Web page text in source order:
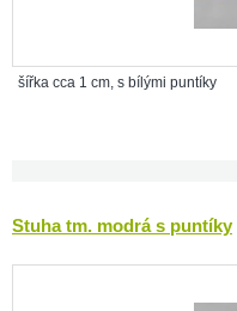
šířka cca 1 cm, s bílými puntíky
Stuha tm. modrá s puntíky